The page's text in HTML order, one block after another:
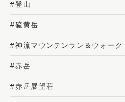
#登山
#硫黄岳
#神流マウンテンラン＆ウォーク
#赤岳
#赤岳展望荘